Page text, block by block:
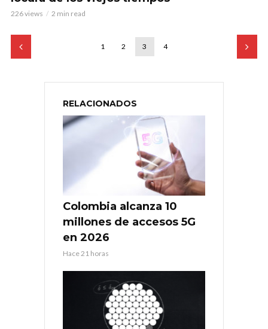
226 views 2 min read
1 2 3 4
RELACIONADOS
Colombia alcanza 10
millones de accesos 5G
en 2026
Hace 21 horas